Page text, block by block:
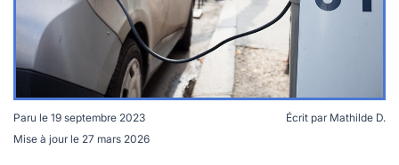
Les batteries de véhicules électriques sont composées
de plusieurs kilos de lithium © Håkan Dahlström - CC
Paru le 19 septembre 2023
Mise à jour le 27 mars 2026
Écrit par Mathilde D.